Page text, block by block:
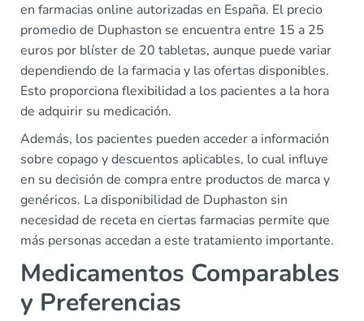
en farmacias online autorizadas en España. El precio
promedio de Duphaston se encuentra entre 15 a 25
euros por blíster de 20 tabletas, aunque puede variar
dependiendo de la farmacia y las ofertas disponibles.
Esto proporciona flexibilidad a los pacientes a la hora
de adquirir su medicación.
Además, los pacientes pueden acceder a información
sobre copago y descuentos aplicables, lo cual influye
en su decisión de compra entre productos de marca y
genéricos. La disponibilidad de Duphaston sin
necesidad de receta en ciertas farmacias permite que
más personas accedan a este tratamiento importante.
Medicamentos Comparables
y Preferencias